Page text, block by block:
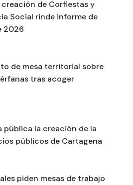
de Corfiestas y
Social rinde informe de
2026
de mesa territorial sobre
tras acoger
pública la creación de la
públicos de Cartagena
piden mesas de trabajo